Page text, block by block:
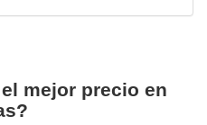
mejor precio en